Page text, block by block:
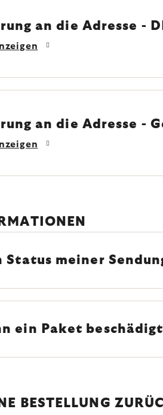
an die Adresse -
an die Adresse -
Status meiner
ein Paket
BESTELLUNG